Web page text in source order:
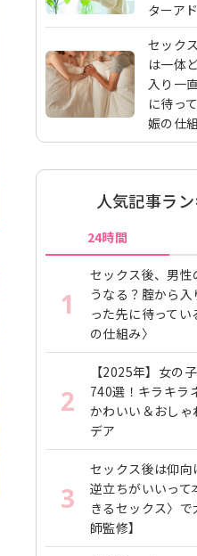
ターア
セック
は一体
入り一
に待っ
娠の仕
人気記事ラ
24時間
1
セックス後、男
うなる？腟から
った先に待って
の仕組み〉
2
【2025年】女の
740選！キラキラ
かわいい＆おしゃ
デア
3
セックス後は仰向
逆立ちがいいって
きるセックス〉
師監修】